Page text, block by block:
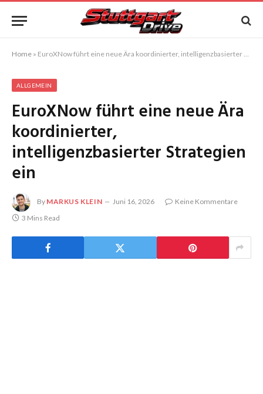
Home » EuroXNow führt eine neue Ära koordinierter, intelligenzbasierter Strategien ein
ALLGEMEIN
EuroXNow führt eine neue Ära
koordinierter,
intelligenzbasierter Strategien
ein
By MARKUS KLEIN Juni 16, 2026
Keine Kommentare
3 Mins Read